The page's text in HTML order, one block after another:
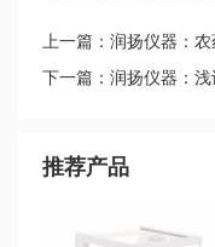
上一篇：润扬仪器：
2019的新变化
下一篇：润扬仪器：
推荐产品